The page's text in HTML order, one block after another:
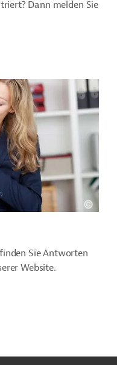
Dann melden Sie
Sie Antworten
Website.